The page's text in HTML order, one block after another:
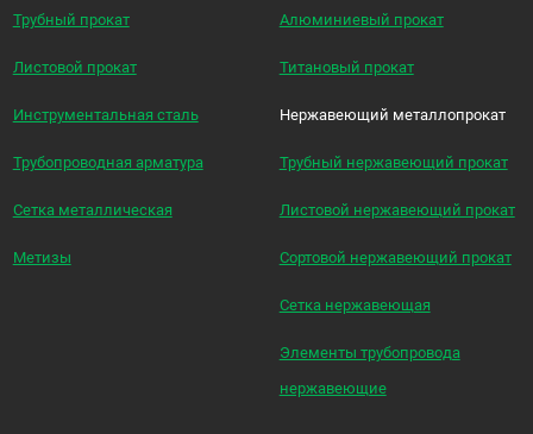
Трубный прокат
Листовой прокат
Инструментальная сталь
Трубопроводная арматура
Сетка металлическая
Метизы
Алюминиевый прокат
Титановый прокат
Нержавеющий металлопрокат
Трубный нержавеющий прокат
Листовой нержавеющий прокат
Сортовой нержавеющий прокат
Сетка нержавеющая
Элементы трубопровода
нержавеющие